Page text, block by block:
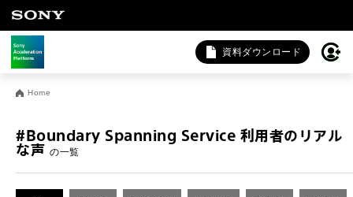
資料ダウンロード
Home
#Boundary Spanning Service 利用者のリアル
な声 の一覧
お問い合わせ
法人向けサービスに関するご相談・お問い合わせは以下のボタ
法人お問い合わせ